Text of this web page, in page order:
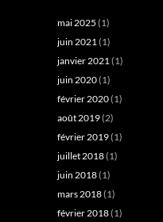
mai 2025 (1)
juin 2021(1)
janvier 2021(1)
juin 2020(1)
février 2020(1)
août 2019(2)
février 2019(1)
juillet 2018(1)
juin 2018(1)
mars 2018(1)
février 2018(1)